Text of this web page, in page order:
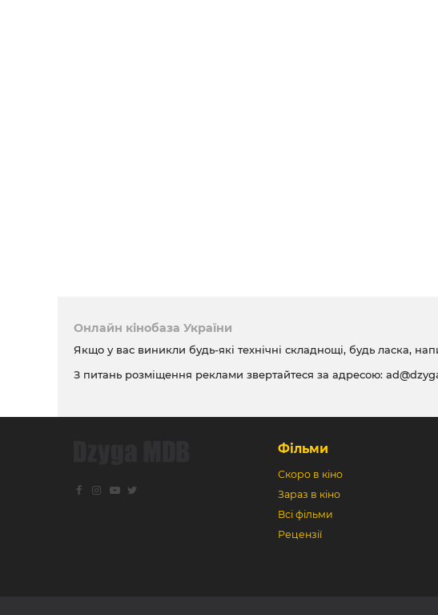
Онлайн кінобаза України
Якщо у вас виникли будь-які технічні складнощі, будь ласка,
З питань розміщення реклами звертайтеся за адресою:
Фільми
Скоро в кіно
Зараз в кіно
Всі фільми
Рецензії